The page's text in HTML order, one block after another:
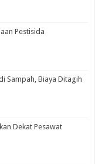
Pestisida
Sampah, Biaya Ditagih
Dekat Pesawat